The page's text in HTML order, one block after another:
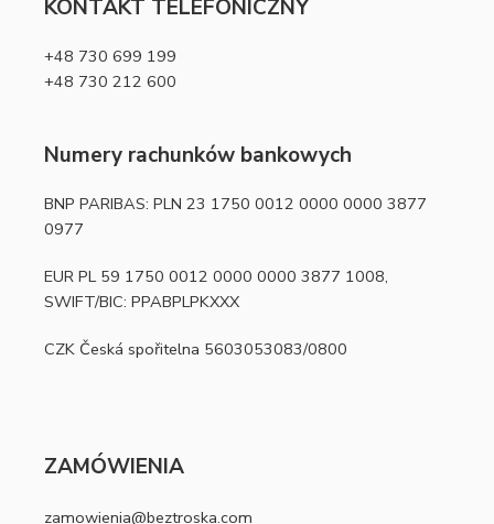
KONTAKT TELEFONICZNY
+48 730 699 199
+48 730 212 600
Numery rachunków bankowych
BNP PARIBAS: PLN 23 1750 0012 0000 0000 3877
0977
EUR PL 59 1750 0012 0000 0000 3877 1008,
SWIFT/BIC: PPABPLPKXXX
CZK Česká spořitelna 5603053083/0800
ZAMÓWIENIA
zamowienia@beztroska.com